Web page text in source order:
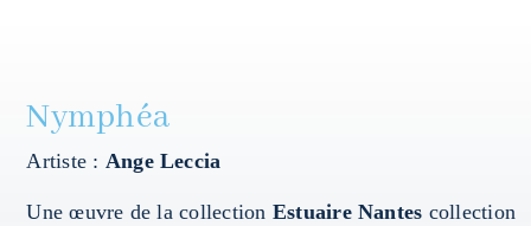
HydroArts Conference 2027
Bibliographie
Nymphéa
Artiste : Ange Leccia
Une œuvre de la collection Estuaire Nantes collection